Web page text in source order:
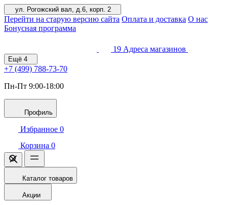
ул. Рогожский вал, д.6, корп. 2
Перейти на старую версию сайта Оплата и доставка О нас
Бонусная программа
19 Адреса магазинов
Ещё 4
+7 (499) 788-73-70
Пн-Пт 9:00-18:00
Профиль
Избранное 0
Корзина 0
Каталог товаров
Акции